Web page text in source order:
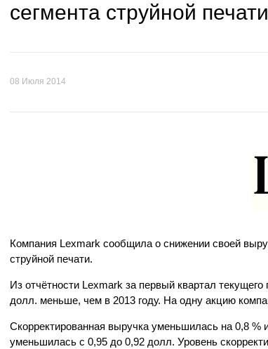
сегмента струйной печати
08 Июля 2014
Компания Lexmark сообщила о снижении своей
струйной печати.
Из отчётности Lexmark за первый квартал
долл. меньше, чем в 2013 году. На одну акцию
Скорректированная выручка уменьшилась на 0,8
уменьшилась с 0,95 до 0,92 долл. Уровень